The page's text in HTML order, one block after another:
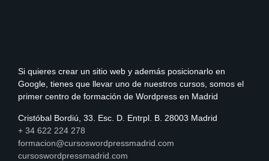
Si quieres crear un sitio web y además posicionarlo en
Google, tienes que llevar uno de nuestros cursos, somos el
primer centro de formación de Wordpress en Madrid
Cristóbal Bordiú, 33. Esc. D. Entrpl. B. 28003 Madrid
+ 34 622 224 278
formacion@cursoswordpressmadrid.com
cursoswordpressmadrid.com